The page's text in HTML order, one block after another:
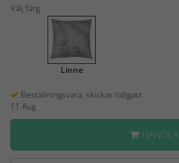
Välj färg
Linne
Beställningsvara, skickas tidigast
11 Aug
HANDLA